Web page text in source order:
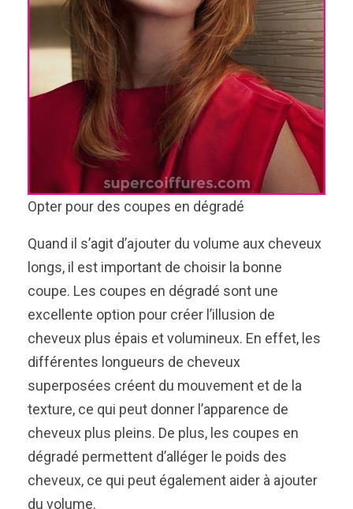
Opter pour des coupes en dégradé
Quand il s’agit d’ajouter du volume aux cheveux
longs, il est important de choisir la bonne
coupe. Les coupes en dégradé sont une
excellente option pour créer l’illusion de
cheveux plus épais et volumineux. En effet, les
différentes longueurs de cheveux
superposées créent du mouvement et de la
texture, ce qui peut donner l’apparence de
cheveux plus pleins. De plus, les coupes en
dégradé permettent d’alléger le poids des
cheveux, ce qui peut également aider à ajouter
du volume.